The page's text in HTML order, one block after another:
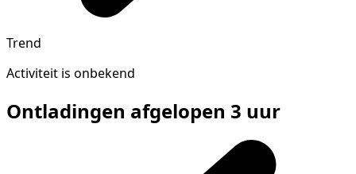
Trend
Activiteit is onbekend
Ontladingen afgelopen 3 uur